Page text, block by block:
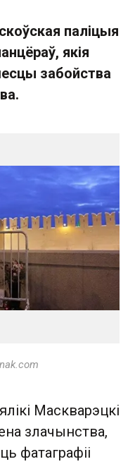
паліцыя
якія
забойства
Маскварэцкі
злачынства,
фатаграфіі